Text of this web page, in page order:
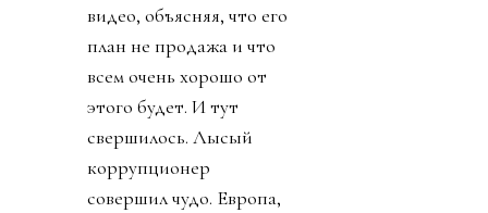
видео, объясняя, что его
план не продажа и что
всем очень хорошо от
этого будет. И тут
свершилось. Лысый
коррупционер
совершил чудо. Европа,